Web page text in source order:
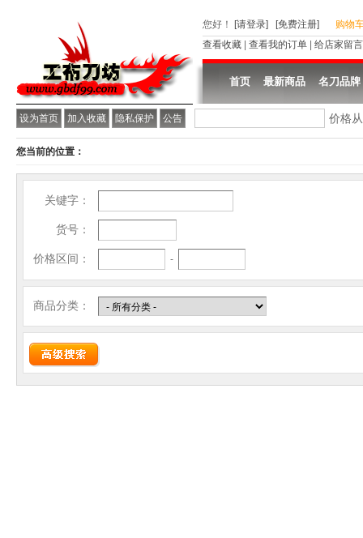
设为首页 加入收藏 隐私保护 公告
您好 ！ [请登录] [免费注册]
购物
查看收藏
查看我的订单 给店家留言
首页 最新商品 名刀品牌
价格
您当前的位置：
关键字：
货号：
价格区间： -
商品分类：